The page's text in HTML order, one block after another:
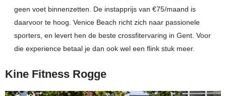
geen voet binnenzetten. De instapprijs van €75/maand is
daarvoor te hoog. Venice Beach richt zich naar passionele
sporters, en levert hen de beste crossfitervaring in Gent. Voor
die experience betaal je dan ook wel een flink stuk meer.
Kine Fitness Rogge